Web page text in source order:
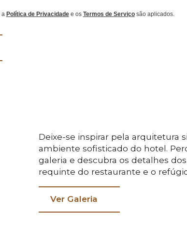
a Política de Privacidadee os Termos de Serviçosão aplicados.
Deixe-se inspirar pela arquitetura
ambiente sofisticado do hotel.
galeria e descubra os detalhes
requinte do restaurante e o
Ver Galeria